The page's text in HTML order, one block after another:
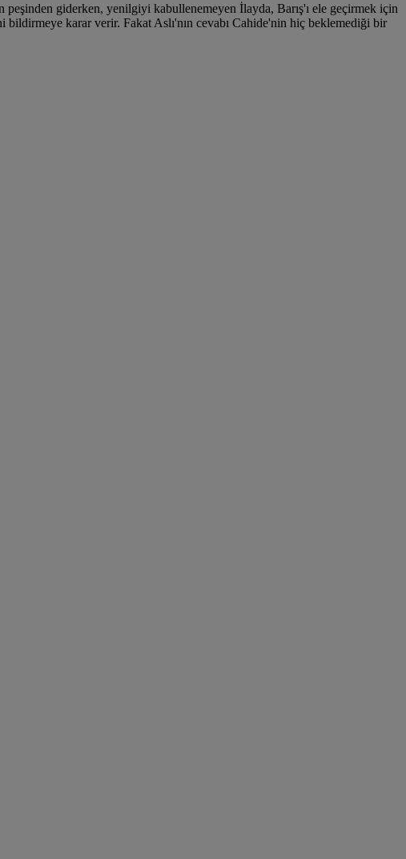
peşinden giderken, yenilgiyi kabullenemeyen İlayda, Barış'ı ele geçirmek için
bildirmeye karar verir. Fakat Aslı'nın cevabı Cahide'nin hiç beklemediği bir